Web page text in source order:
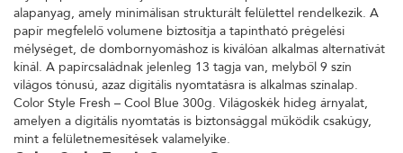
alapanyag, amely minimálisan strukturált felülettel rendelkezik. A
papír megfelelő volumene biztosítja a tapintható prégelési
mélységet, de dombornyomáshoz is kiválóan alkalmas alternatívát
kínál. A papírcsaládnak jelenleg 13 tagja van, melyből 9 szín
világos tónusú, azaz digitális nyomtatásra is alkalmas színalap.
Color Style Fresh – Cool Blue 300g. Világoskék hideg árnyalat,
amelyen a digitális nyomtatás is biztonsággal működik csakúgy,
mint a felületnemesítések valamelyike.